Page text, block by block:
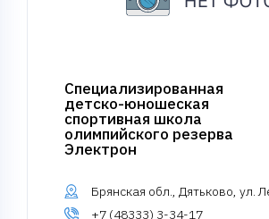
Специализированная
детско-юношеская
спортивная школа
олимпийского резерва
Электрон
Брянская обл., Дятьково, ул.
+7 (48333) 3-34-17